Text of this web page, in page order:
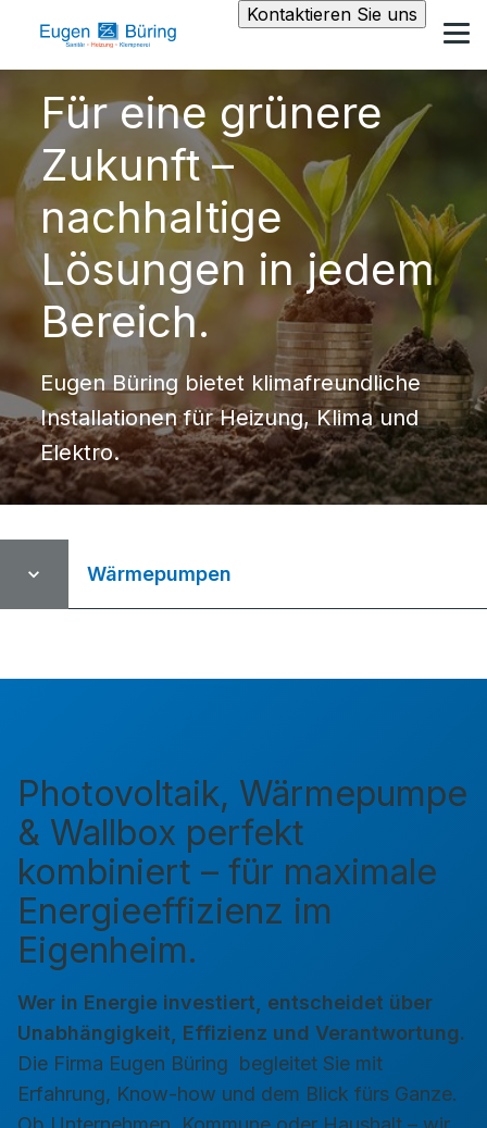
Kontaktieren Sie uns
Für eine grünere
Zukunft –
nachhaltige
Lösungen in jedem
Bereich.
Eugen Büring bietet klimafreundliche
Installationen für Heizung, Klima und
Elektro.
Wärmepumpen
Photovoltaik, Wärmepumpe
& Wallbox perfekt
kombiniert – für maximale
Energieeffizienz im
Eigenheim.
Wer in Energie investiert, entscheidet über
Unabhängigkeit, Effizienz und Verantwortung.
Die Firma Eugen Büring begleitet Sie mit
Erfahrung, Know-how und dem Blick fürs Ganze.